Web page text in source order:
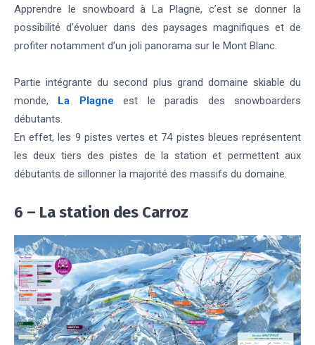
Apprendre le snowboard à La Plagne, c’est se donner la
possibilité d’évoluer dans des paysages magnifiques et de
profiter notamment d’un joli panorama sur le Mont Blanc.
Partie intégrante du second plus grand domaine skiable du
monde, La Plagne est le paradis des snowboarders
débutants.
En effet, les 9 pistes vertes et 74 pistes bleues représentent
les deux tiers des pistes de la station et permettent aux
débutants de sillonner la majorité des massifs du domaine.
6 – La station des Carroz